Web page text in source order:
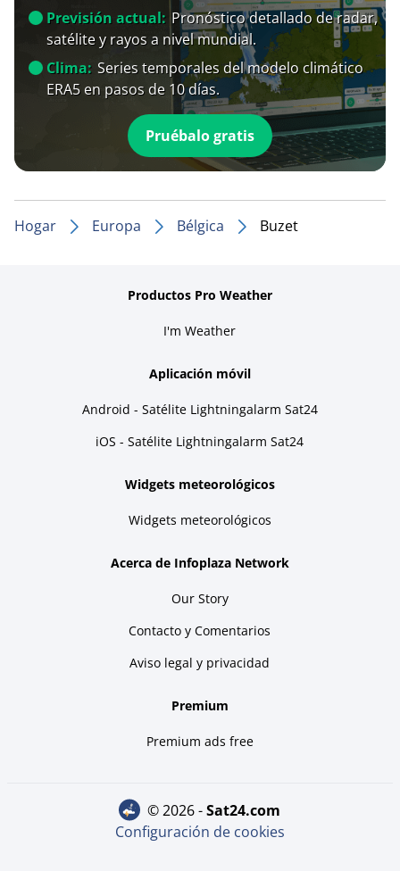
Previsión actual: Pronóstico detallado de radar,
satélite y rayos a nivel mundial.
Clima: Series temporales del modelo climático
ERA5 en pasos de 10 días.
Pruébalo gratis
Hogar Europa Bélgica Buzet
Productos Pro Weather
I'm Weather
Aplicación móvil
Android - Satélite Lightningalarm Sat24
iOS - Satélite Lightningalarm Sat24
Widgets meteorológicos
Widgets meteorológicos
Acerca de Infoplaza Network
Our Story
Contacto y Comentarios
Aviso legal y privacidad
Premium
Premium ads free
© 2026 - sat24.com
Configuración de cookies